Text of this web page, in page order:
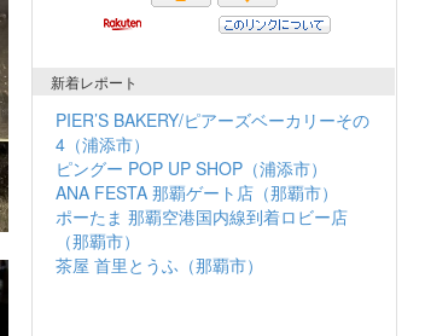
新着レポート
PIER’S BAKERY/ピアーズベーカリーその
4（浦添市）
ピングー POP UP SHOP（浦添市）
ANA FESTA 那覇ゲート店（那覇市）
ポーたま 那覇空港国内線到着ロビー店
（那覇市）
茶屋 首里とうふ（那覇市）